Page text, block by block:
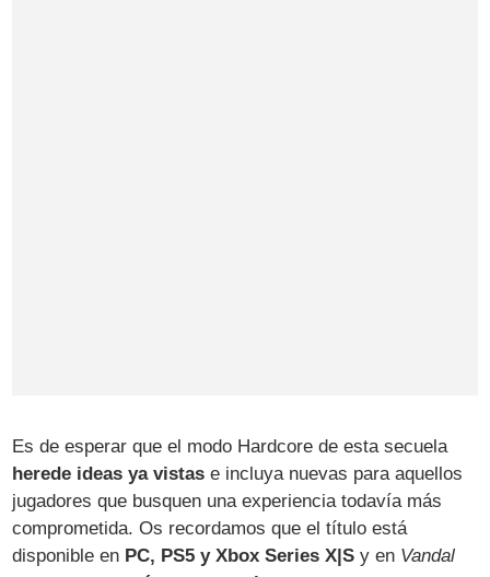
Es de esperar que el modo Hardcore de esta secuela
herede ideas ya vistas e incluya nuevas para aquellos
jugadores que busquen una experiencia todavía más
comprometida. Os recordamos que el título está
disponible en PC, PS5 y Xbox Series X|S y en Vandal